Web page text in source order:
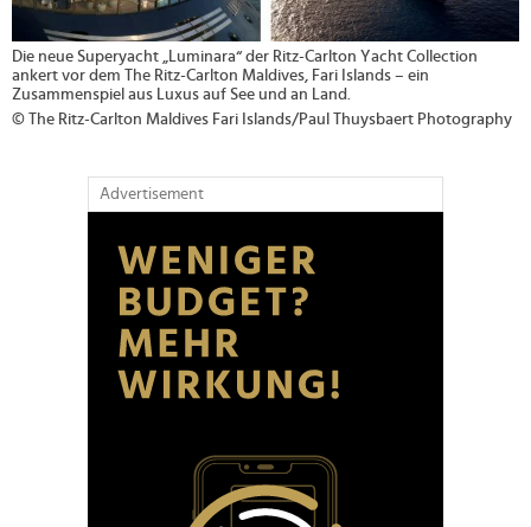
Die neue Superyacht „Luminara“ der Ritz-Carlton Yacht Collection
ankert vor dem The Ritz-Carlton Maldives, Fari Islands – ein
Zusammenspiel aus Luxus auf See und an Land.
© The Ritz-Carlton Maldives Fari Islands/Paul Thuysbaert Photography
Advertisement